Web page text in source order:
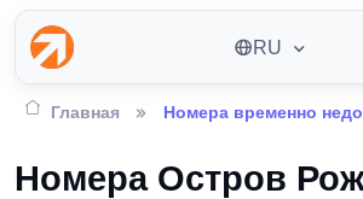
RU
Главная Номера временно
Номера Остров